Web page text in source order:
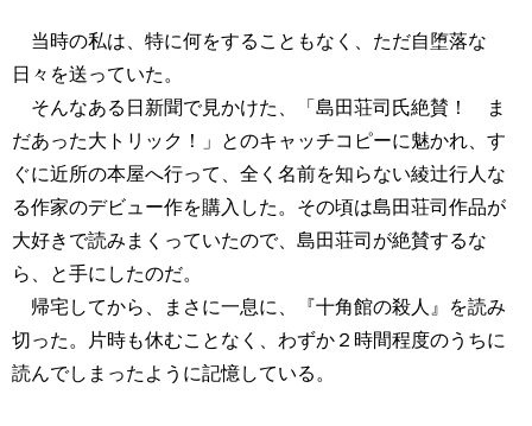
当時の私は、特に何をすることもなく、ただ自堕落な
日々を送っていた。
そんなある日新聞で見かけた、「島田荘司氏絶賛！ ま
だあった大トリック！」とのキャッチコピーに魅かれ、す
ぐに近所の本屋へ行って、全く名前を知らない綾辻行人な
る作家のデビュー作を購入した。その頃は島田荘司作品が
大好きで読みまくっていたので、島田荘司が絶賛するな
ら、と手にしたのだ。
帰宅してから、まさに一息に、『十角館の殺人』を読み
切った。片時も休むことなく、わずか２時間程度のうちに
読んでしまったように記憶している。